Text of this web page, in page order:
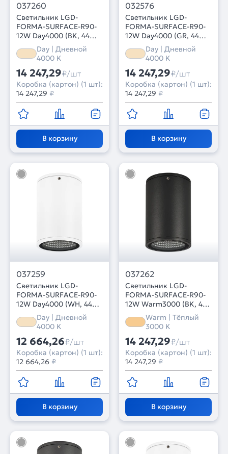
037260
Светильник LGD-
FORMA-SURFACE-R90-
12W Day4000 (BK, 44
deg, 230V) (Arlight, IP54
Металл, 3 года)
Day | Дневной
4000 K
14 247,29₽/шт
Коробка (картон) (1 шт):
14 247,29 ₽
В корзину
032576
Светильник LGD-
FORMA-SURFACE-R90-
12W Day4000 (GR, 44
deg, 230V) (Arlight, IP54
Металл, 3 года)
Day | Дневной
4000 K
14 247,29₽/шт
Коробка (картон) (1 шт):
14 247,29 ₽
В корзину
037259
Светильник LGD-
FORMA-SURFACE-R90-
12W Day4000 (WH, 44
deg, 230V) (Arlight, IP54
Металл, 3 года)
Day | Дневной
4000 K
12 664,26₽/шт
Коробка (картон) (1 шт):
12 664,26 ₽
В корзину
037262
Светильник LGD-
FORMA-SURFACE-R90-
12W Warm3000 (BK, 44
deg, 230V) (Arlight, IP54
Металл, 3 года)
Warm | Тёплый
3000 K
14 247,29₽/шт
Коробка (картон) (1 шт):
14 247,29 ₽
В корзину